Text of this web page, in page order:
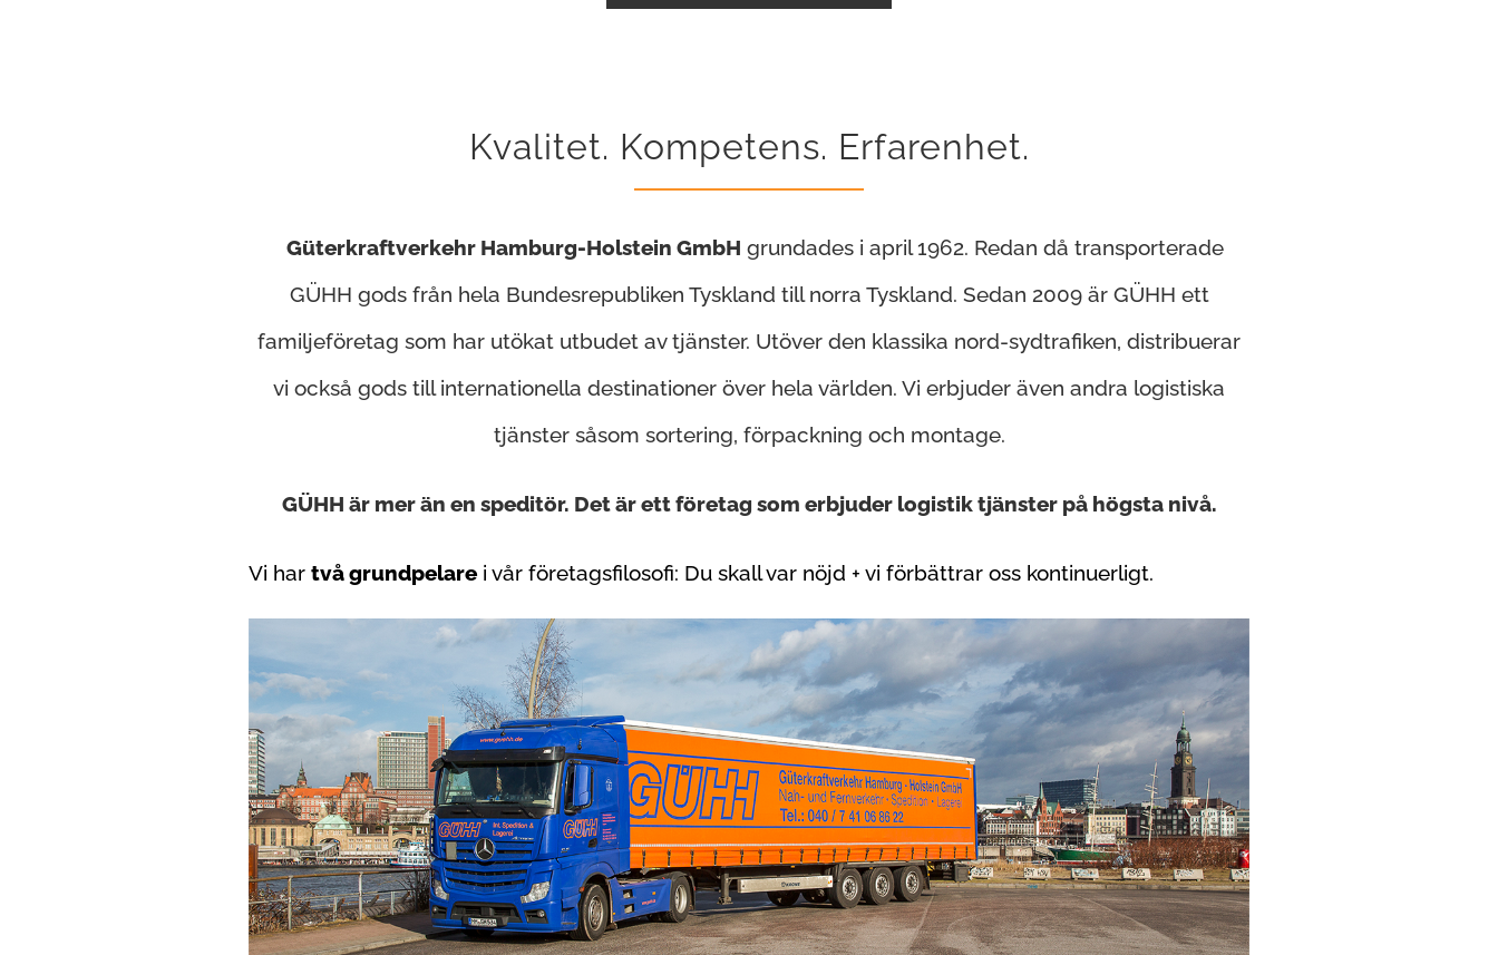
Kvalitet. Kompetens. Erfarenhet.
Güterkraftverkehr Hamburg-Holstein GmbH grundades i april 1962. Redan då transporterade
GÜHH gods från hela Bundesrepubliken Tyskland till norra Tyskland. Sedan 2009 är GÜHH ett
familjeföretag som har utökat utbudet av tjänster. Utöver den klassika nord-sydtrafiken, distribuerar
vi också gods till internationella destinationer över hela världen. Vi erbjuder även andra logistiska
tjänster såsom sortering, förpackning och montage.
GÜHH är mer än en speditör. Det är ett företag som erbjuder logistik tjänster på högsta nivå.
Vi har två grundpelarei vår företagsfilosofi: Du skall var nöjd + vi förbättrar oss kontinuerligt.